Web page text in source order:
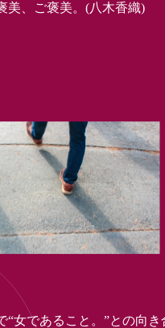
美、ご褒美。(八木香織)
“女であること。”との向き